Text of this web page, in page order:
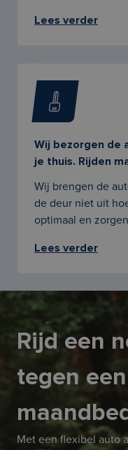
Lees verder
Wij bezorgen de
je thuis. Rijden
Wij brengen de
de deur niet uit
optimaal en
Lees verder
Rijd een
tegen
Met een flexibel auto